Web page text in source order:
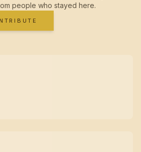
people who stayed here.